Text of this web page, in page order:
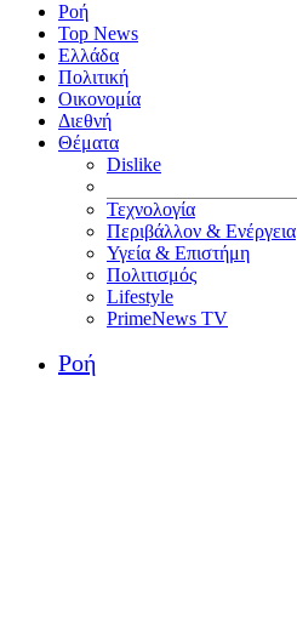
Ροή
Top News
Ελλάδα
Πολιτική
Οικονομία
Διεθνή
Θέματα
Dislike
Τεχνολογία
Περιβάλλον & Ενέργεια
Υγεία & Επιστήμη
Πολιτισμός
Lifestyle
PrimeNews TV
Ροή